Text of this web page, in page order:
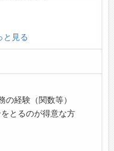
様の代わりに請求書発
更手続き、お客様対応
システム入力、解約手
変更
い、電気料金を計算し
（書類や葉書での郵
と見る
の経験（関数等）
とるのが得意な方